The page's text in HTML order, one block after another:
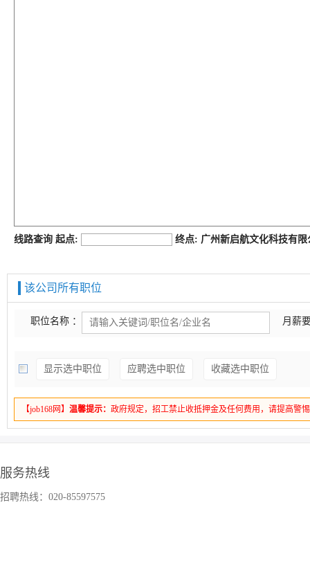
线路查询 起点: 终点: 广州新启航文化科技有
该公司所有职位
职位名称 ： 月薪
显示选中职位 应聘选中职位 收藏选中职位
【job168网】 温馨提示： 政府规定，招工禁止收抵押金及任何费用，请提高警
服务热线
招聘热线：020-85597575